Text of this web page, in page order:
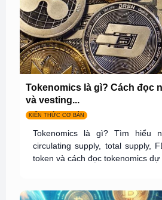
Tokenomics là gì? Cách đọc
và vesting...
KIẾN THỨC CƠ BẢN
Tokenomics là gì? Tìm hiểu
circulating supply, total supply,
token và cách đọc tokenomics dự